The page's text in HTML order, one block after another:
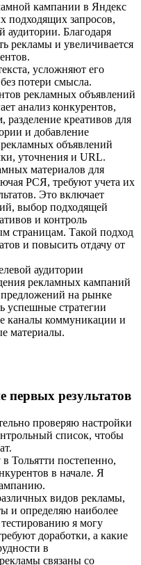
кампании в Яндекс
подходящих запросов,
аудитории. Благодаря
рекламы и увеличивается
усложняют его
потери смысла.
рекламных объявлений
анализ конкурентов,
разделение креативов для
и добавление
объявлений
уточнения и URL.
материалов для
РСЯ, требуют учета их
Это включает
выбор подходящей
и контроль
страницам. Такой подход
и повысить отдачу от
аудитории
рекламных кампаний
на рынке
успешные стратегии
каналы коммуникации и
материалы.
первых результатов
проверяю настройки
список, чтобы
Тольятти постепенно,
в начале. Я
видов рекламы,
и определяю наиболее
я могу
доработки, а какие
в
связаны со